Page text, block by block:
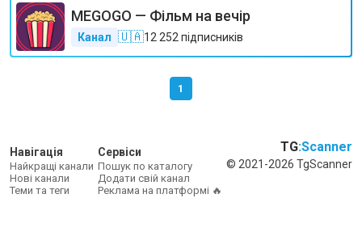
MEGOGO — Фільм на вечір
Канал 🇺🇦12 252 підписників
1
Навігація
Найкращі канали
Нові канали
Теми та теги
Сервіси
Пошук по каталогу
Додати свій канал
Реклама на платформі 🔥
TG:Scanner
© 2021-2026 TgScanner